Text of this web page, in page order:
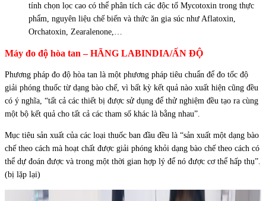
tính chọn lọc cao có thể phân tích các độc tố Mycotoxin trong thực
phẩm, nguyên liệu chế biến và thức ăn gia súc như Aflatoxin,
Orchatoxin, Zearalenone,…
Máy đo độ hòa tan – HÃNG LABINDIA/ẤN ĐỘ
Phương pháp đo độ hòa tan là một phương pháp tiêu chuẩn để đo tốc độ
giải phóng thuốc từ dạng bào chế, vì bất kỳ kết quả nào xuất hiện cũng đều
có ý nghĩa, “tất cả các thiết bị được sử dụng để thử nghiệm đều tạo ra cùng
một bộ kết quả cho tất cả các tham số khác là bằng nhau”.
Mục tiêu sản xuất của các loại thuốc ban đầu đều là “sản xuất một dạng bào
chế theo cách mà hoạt chất được giải phóng khỏi dạng bào chế theo cách có
thể dự đoán được và trong một thời gian hợp lý để nó được cơ thể hấp thụ”.
(bị lặp lại)